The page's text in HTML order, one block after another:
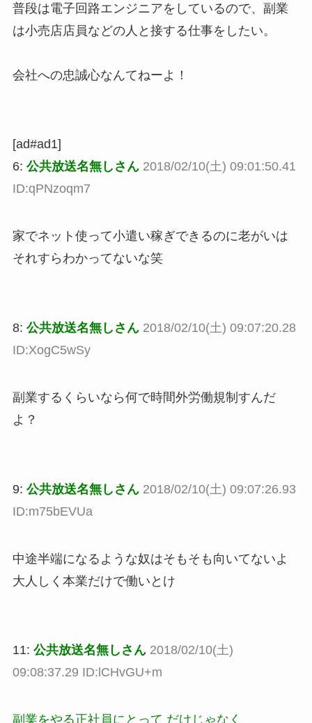
普段は電子回路エンジニアをしているので、副業
は小売店店員などの人と接する仕事をしたい。
会社への忠誠心なんてねーよ！
[ad#ad1]
6: 公共放送名無しさん 2018/02/10(土) 09:01:50.41
ID:qPNzoqm7
家でネット使って小遣い稼ぎできるのに老がいは
それすらわかってないな笑
8: 公共放送名無しさん 2018/02/10(土) 09:07:20.28
ID:XogC5wSy
副業するくらいなら何で時間外労働規制すんだ
よ？
9: 公共放送名無しさん 2018/02/10(土) 09:07:26.93
ID:m75bEVUa
中途半端になるような奴はそもそも向いてないよ
大人しく本業だけで働いとけ
11: 公共放送名無しさん 2018/02/10(土)
09:08:37.29 ID:lCHvGU+m
副業をやる正社員にとって だけじゃなく